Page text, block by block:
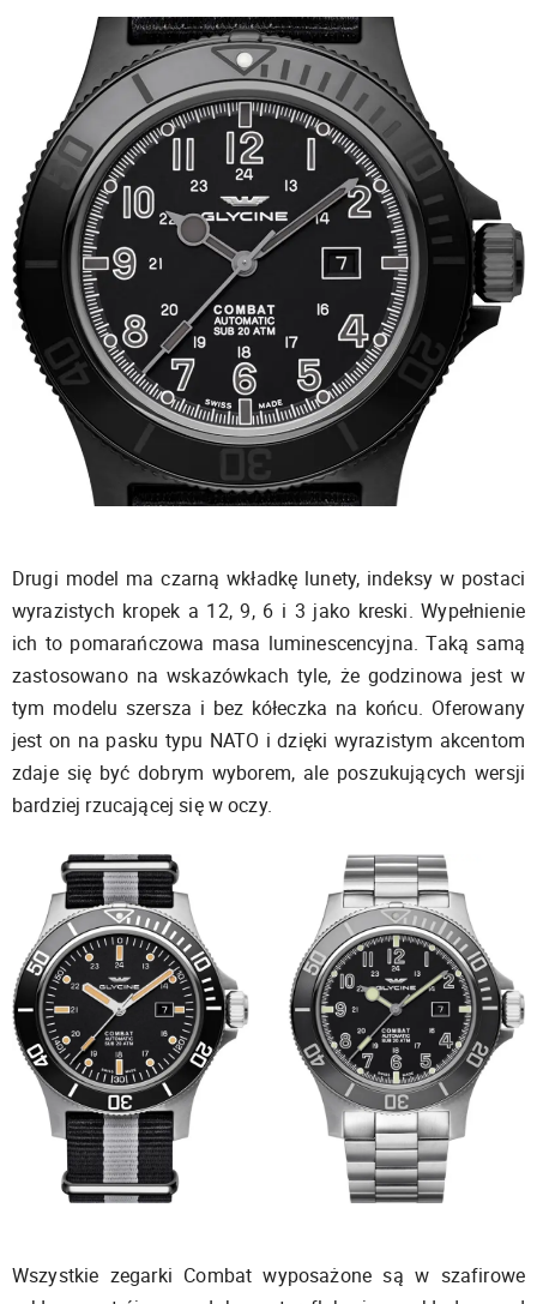
Drugi model ma czarną wkładkę lunety, indeksy w postaci
wyrazistych kropek a 12, 9, 6 i 3 jako kreski. Wypełnienie
ich to pomarańczowa masa luminescencyjna. Taką samą
zastosowano na wskazówkach tyle, że godzinowa jest w
tym modelu szersza i bez kółeczka na końcu. Oferowany
jest on na pasku typu NATO i dzięki wyrazistym akcentom
zdaje się być dobrym wyborem, ale poszukujących wersji
bardziej rzucającej się w oczy.
Wszystkie zegarki Combat wyposażone są w szafirowe